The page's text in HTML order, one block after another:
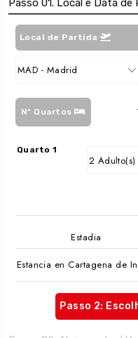
Local de Partida
MAD - Madrid
Nº Quartos
Quarto 1
2 Adulto(s)
Estadia
Estancia en Cartagena de
Passo 2: